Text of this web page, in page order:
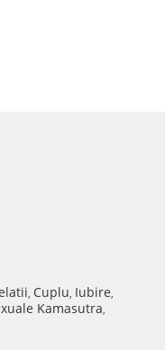
, Cuplu, Iubire,
Kamasutra,